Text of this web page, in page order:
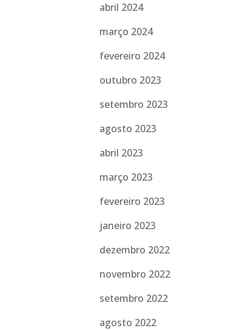
abril 2024
março 2024
fevereiro 2024
outubro 2023
setembro 2023
agosto 2023
abril 2023
março 2023
fevereiro 2023
janeiro 2023
dezembro 2022
novembro 2022
setembro 2022
agosto 2022